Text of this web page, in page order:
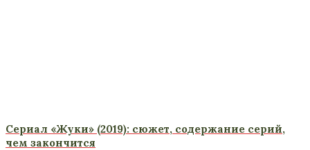
Сериал «Жуки» (2019): сюжет, содержание серий,
чем закончится